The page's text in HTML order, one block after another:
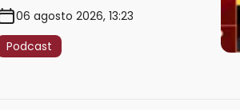
06 agosto 2026, 13:23
Podcast